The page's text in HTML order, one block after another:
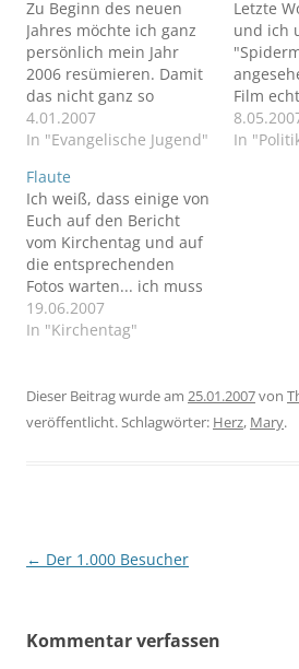
Zu Beginn des neuen
Jahres möchte ich ganz
persönlich mein Jahr
2006 resümieren. Damit
das nicht ganz so
trocken wird, hab ich
mal mein Jahr auch für
zusammengefasst. Klickt
euch einfach mal durch.
Das war mein Jahr 2006
Im Januar wurde ich vom
Ältenstenrat der
Landessynode…
4.01.2007
In "Evangelische Jugend"
Letzte
und ich
Film
weil er
sogar
In
Flaute
Ich weiß, dass einige von
Euch auf den Bericht
vom Kirchentag und auf
die entsprechenden
Fotos warten... ich muss
Euch aber leider noch
etwas vertrösten, denn
Artikel zu schreiben bzw.
die Fotos hochzuladen...
19.06.2007
In "Kirchentag"
Dieser Beitrag wurde am 25.01.2007von
veröffentlicht. Schlagwörter: Herz, Mary.
Beitragsnavigation
← Der 1.000 Besucher
Kommentar verfassen